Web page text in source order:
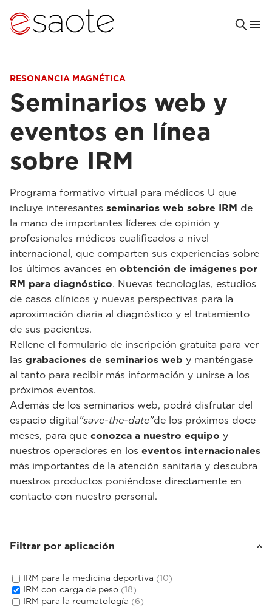
RESONANCIA MAGNÉTICA
Seminarios web y
eventos en línea
sobre IRM
Programa formativo virtual para médicos U que
incluye interesantes seminarios web sobre IRM de
la mano de importantes líderes de opinión y
profesionales médicos cualificados a nivel
internacional, que comparten sus experiencias sobre
los últimos avances en obtención de imágenes por
RM para diagnóstico. Nuevas tecnologías, estudios
de casos clínicos y nuevas perspectivas para la
aproximación diaria al diagnóstico y el tratamiento
de sus pacientes.
Rellene el formulario de inscripción gratuita para ver
las grabaciones de seminarios web y manténgase
al tanto para recibir más información y unirse a los
próximos eventos.
Además de los seminarios web, podrá disfrutar del
espacio digital"save-the-date"de los próximos doce
meses, para que conozca a nuestro equipo y
nuestros operadores en los eventos internacionales
más importantes de la atención sanitaria y descubra
nuestros productos poniéndose directamente en
contacto con nuestro personal.
Filtrar por aplicación
IRM para la medicina deportiva (10)
IRM con carga de peso (18)
IRM para la reumatología (6)